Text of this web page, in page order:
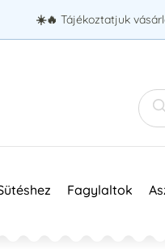
☀️🔥 Tájékoztatjuk
Fagylaltok